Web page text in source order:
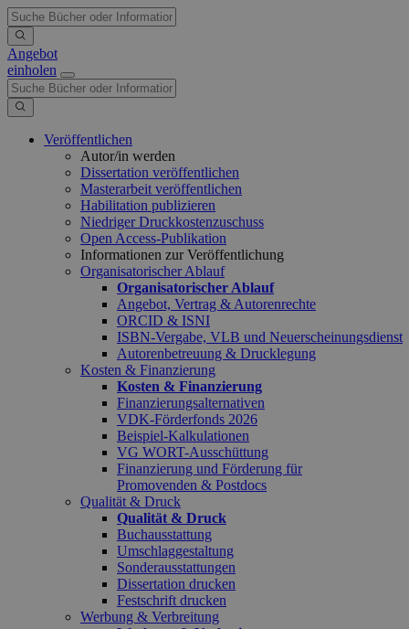
Angebot
einholen
Veröffentlichen
Autor/in werden
Dissertation veröffentlichen
Masterarbeit veröffentlichen
Habilitation publizieren
Niedriger Druckkostenzuschuss
Open Access-Publikation
Informationen zur Veröffentlichung
Organisatorischer Ablauf
Organisatorischer Ablauf
Angebot, Vertrag & Autorenrechte
ORCID & ISNI
ISBN-Vergabe, VLB und Neuerscheinungsdienst
Autorenbetreuung & Drucklegung
Kosten & Finanzierung
Kosten & Finanzierung
Finanzierungsalternativen
VDK-Förderfonds 2026
Beispiel-Kalkulationen
VG WORT-Ausschüttung
Finanzierung und Förderung für
Promovenden & Postdocs
Qualität & Druck
Qualität & Druck
Buchausstattung
Umschlaggestaltung
Sonderausstattungen
Dissertation drucken
Festschrift drucken
Werbung & Verbreitung